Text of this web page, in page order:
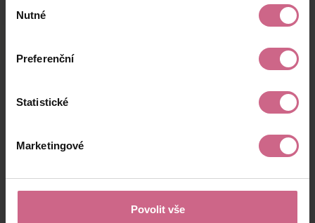
souhlasu
Nutné
Preferenční
Statistické
Marketingové
Povolit vše